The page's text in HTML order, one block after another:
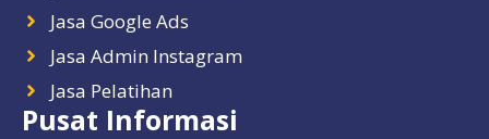
Jasa Google Ads
Jasa Admin Instagram
Jasa Pelatihan
Pusat Informasi